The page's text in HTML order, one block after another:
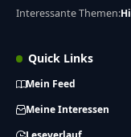
Interessante Themen:
Quick Links
Mein Feed
Meine Interessen